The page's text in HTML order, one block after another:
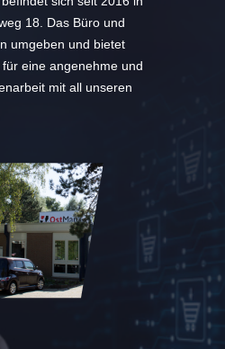
18. Das Büro und
umgeben und bietet
eine angenehme und
mit all unseren